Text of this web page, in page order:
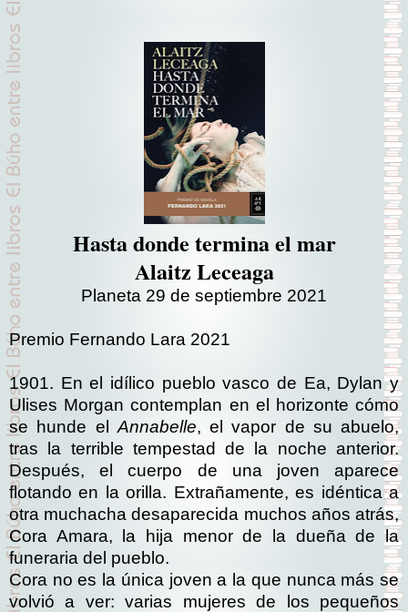
Hasta donde termina el mar
Alaitz Leceaga
Planeta 29 de septiembre 2021
Premio Fernando Lara 2021
1901. En el idílico pueblo vasco de Ea, Dylan y
Ulises Morgan contemplan en el horizonte cómo
se hunde el Annabelle, el vapor de su abuelo,
tras la terrible tempestad de la noche anterior.
Después, el cuerpo de una joven aparece
flotando en la orilla. Extrañamente, es idéntica a
otra muchacha desaparecida muchos años atrás,
Cora Amara, la hija menor de la dueña de la
funeraria del pueblo.
Cora no es la única joven a la que nunca más se
volvió a ver: varias mujeres de los pequeños